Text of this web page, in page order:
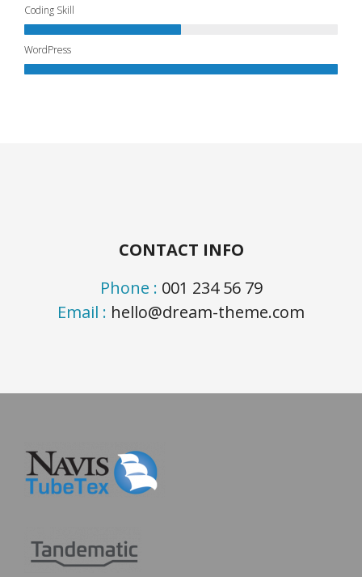
Coding Skill
WordPress
CONTACT INFO
Phone : 001 234 56 79
Email : hello@dream-theme.com